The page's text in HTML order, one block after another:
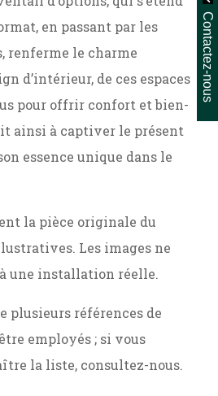
en passant par les
renferme le charme
d’intérieur, de ces espaces
pour offrir confort et bien-
ainsi à captiver le présent
essence unique dans le
la pièce originale du
Les images ne
une installation réelle.
plusieurs références de
employés ; si vous
la liste, consultez-nous.
Contactez-nous